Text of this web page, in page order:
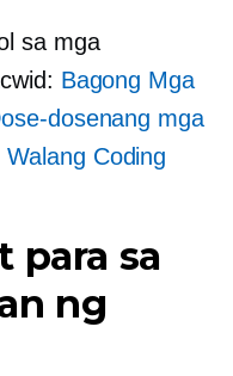
sa mga
Bagong Mga
dosenang mga
Coding
para sa
ng